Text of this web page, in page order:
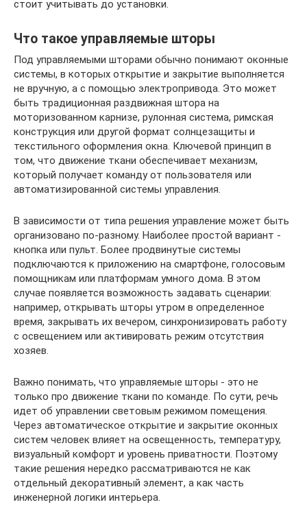
стоит учитывать до установки.
Что такое управляемые шторы
Под управляемыми шторами обычно понимают оконные
системы, в которых открытие и закрытие выполняется
не вручную, а с помощью электропривода. Это может
быть традиционная раздвижная штора на
моторизованном карнизе, рулонная система, римская
конструкция или другой формат солнцезащиты и
текстильного оформления окна. Ключевой принцип в
том, что движение ткани обеспечивает механизм,
который получает команду от пользователя или
автоматизированной системы управления.
В зависимости от типа решения управление может быть
организовано по-разному. Наиболее простой вариант -
кнопка или пульт. Более продвинутые системы
подключаются к приложению на смартфоне, голосовым
помощникам или платформам умного дома. В этом
случае появляется возможность задавать сценарии:
например, открывать шторы утром в определенное
время, закрывать их вечером, синхронизировать работу
с освещением или активировать режим отсутствия
хозяев.
Важно понимать, что управляемые шторы - это не
только про движение ткани по команде. По сути, речь
идет об управлении световым режимом помещения.
Через автоматическое открытие и закрытие оконных
систем человек влияет на освещенность, температуру,
визуальный комфорт и уровень приватности. Поэтому
такие решения нередко рассматриваются не как
отдельный декоративный элемент, а как часть
инженерной логики интерьера.